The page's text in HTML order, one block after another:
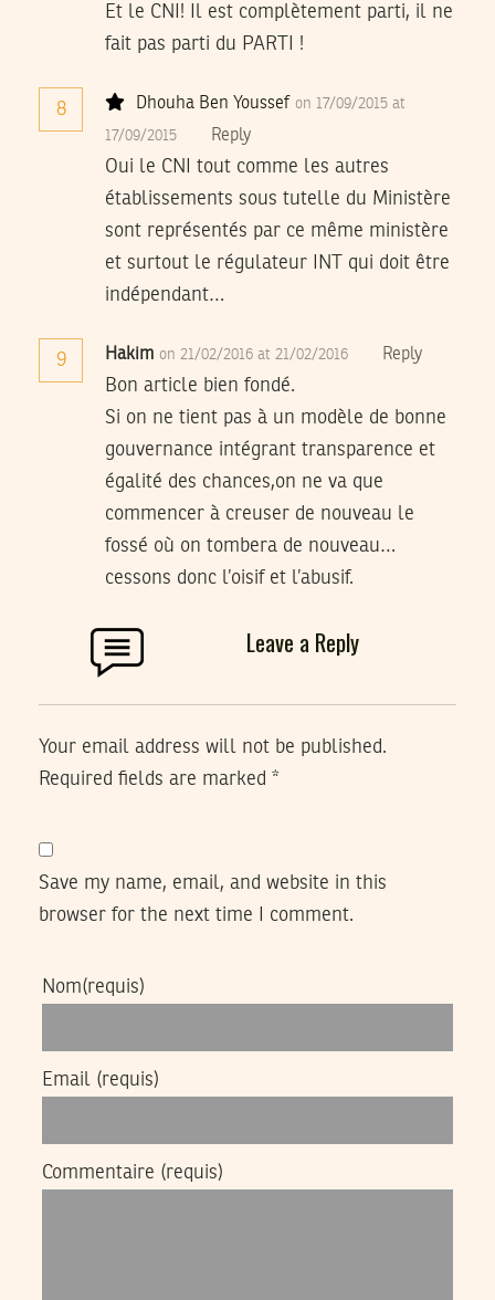
Et le CNI! Il est complètement parti, il ne
fait pas parti du PARTI !
8 Dhouha Ben Youssef on 17/09/2015 at
17/09/2015 Reply
Oui le CNI tout comme les autres
établissements sous tutelle du Ministère
sont représentés par ce même ministère
et surtout le régulateur INT qui doit être
indépendant…
9 Hakim on 21/02/2016 at 21/02/2016 Reply
Bon article bien fondé.
Si on ne tient pas à un modèle de bonne
gouvernance intégrant transparence et
égalité des chances,on ne va que
commencer à creuser de nouveau le
fossé où on tombera de nouveau…
cessons donc l’oisif et l’abusif.
Leave a Reply
Your email address will not be published.
Required fields are marked *
Save my name, email, and website in this
browser for the next time I comment.
Nom(requis)
Email (requis)
Commentaire (requis)